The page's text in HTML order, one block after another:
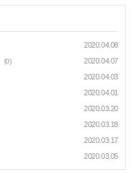
2020.04.08
(0) 2020.04.07
2020.04.03
2020.04.01
2020.03.20
2020.03.18
2020.03.17
2020.03.05